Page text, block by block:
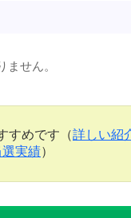
せん。
すめです（詳しい紹
選実績）